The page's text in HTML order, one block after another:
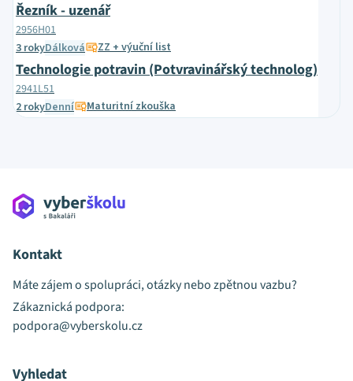
Řezník - uzenář
2956H01
3 rokyDálková ZZ + výuční list
Technologie potravin (Potvravinářský technolog)
2941L51
2 rokyDenní Maturitní zkouška
Kontakt
Máte zájem o spolupráci, otázky nebo zpětnou vazbu?
Zákaznická podpora:
podpora@vyberskolu.cz
Vyhledat